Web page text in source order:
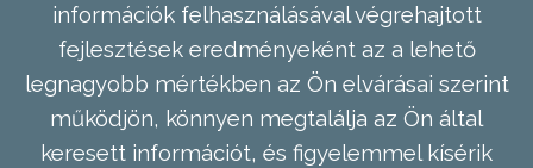
információk felhasználásával végrehajtott
fejlesztések eredményeként az a lehető
legnagyobb mértékben az Ön elvárásai szerint
működjön, könnyen megtalálja az Ön által
keresett információt, és figyelemmel kísérik